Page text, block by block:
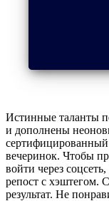
Истинные таланты
и дополнены
вечеринок. Чтобы
войти через
репост с хэштегом.
результат. Не